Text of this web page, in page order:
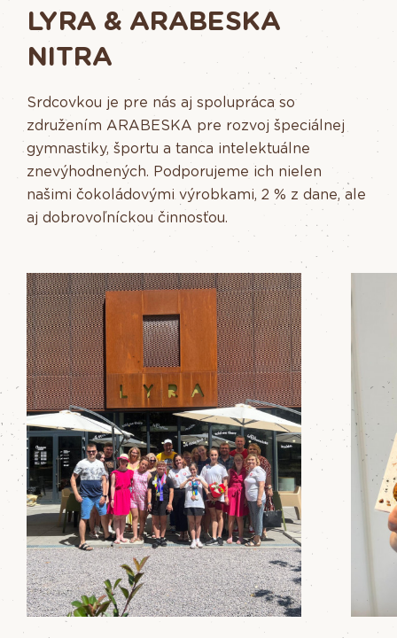
LYRA & ARABESKA
NITRA
Srdcovkou je pre nás aj spolupráca so
združením ARABESKA pre rozvoj špeciálnej
gymnastiky, športu a tanca intelektuálne
znevýhodnených. Podporujeme ich nielen
našimi čokoládovými výrobkami, 2 % z dane, ale
aj dobrovoľníckou činnosťou.